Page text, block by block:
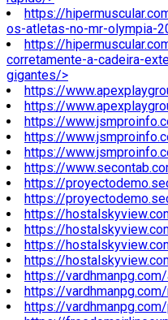
https://
os-atletas-no-mr-olympia-
https://
corretamente-a-cadeira-
gigantes/>
https://
https://
https://
https://
https://
https://
https://
https://
https://
https://
https://
https://
https://
https://
https://